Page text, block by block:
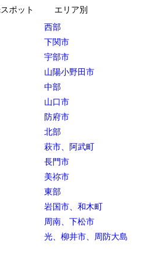
ポット
エリア別
西部
下関市
宇部市
山陽小野田市
中部
山口市
防府市
北部
萩市、阿武町
長門市
美祢市
東部
岩国市、和木町
周南、下松市
光、柳井市、周防大島